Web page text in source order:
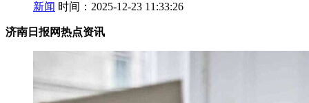
新闻 时间：2025-12-23 11:33:26
济南日报网热点资讯